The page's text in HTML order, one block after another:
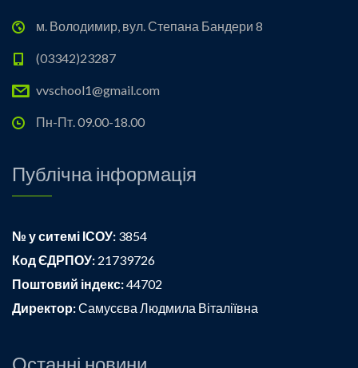
м. Володимир, вул. Степана Бандери 8
(03342)23287
vvschool1@gmail.com
Пн-Пт. 09.00-18.00
Публічна інформація
№ у ситемі ІСОУ: 3854
Код ЄДРПОУ: 21739726
Поштовий індекс:44702
Директор:Самусєва Людмила Віталіївна